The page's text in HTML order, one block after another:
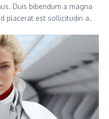
Duis bibendum a magna
placerat est sollicitudin a.